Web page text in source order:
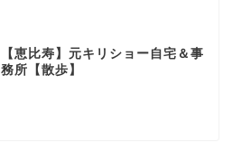
【恵比寿】元キリショー自宅＆事
務所【散歩】